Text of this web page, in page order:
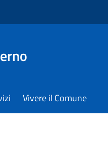
Vivere il Comune